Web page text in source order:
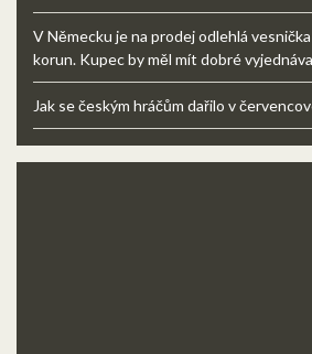
V Německu je na prodej odlehlá
korun. Kupec by měl mít dobré
Jak se českým hráčům dařilo v